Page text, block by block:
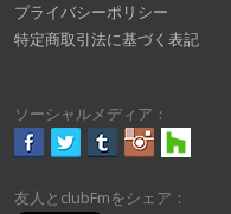
プライバシーポリシー
特定商取引法に基づく表記
ソーシャルメディア：
友人とclubFmをシェア：